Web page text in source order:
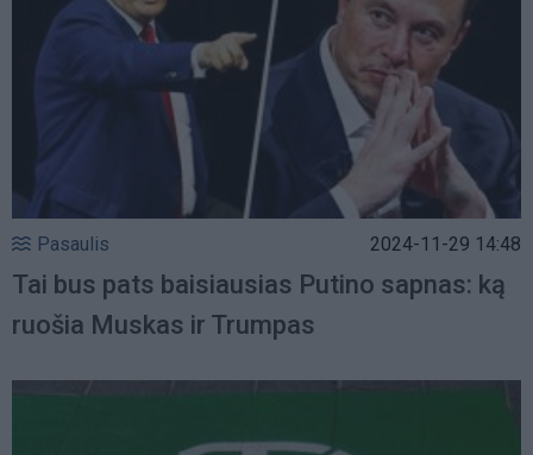
Pasaulis 2024-11-29 14:48
Tai bus pats baisiausias Putino sapnas: ką
ruošia Muskas ir Trumpas